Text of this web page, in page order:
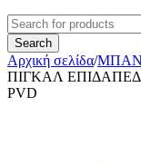
Αρχική σελίδα/
ΠΙΓΚΑΛ
PVD